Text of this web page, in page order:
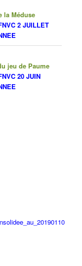
la Méduse
2 JUILLET
jeu de Paume
20 JUIN